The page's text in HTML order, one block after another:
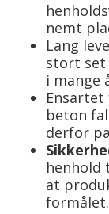
nemt
Lang
stort set
i mange
beton
derfor
henhold
at
formålet.